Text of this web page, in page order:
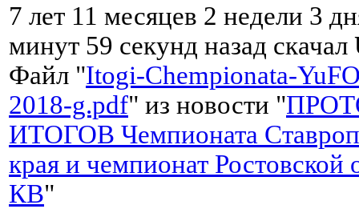
7 лет 11 месяцев 2 недели 3
минут 59 секунд назад скачал
Файл "Itogi-Chempionata-
2018-g.pdf" из новости "
ИТОГОВ Чемпионата
края и чемпионат Ростовской
КВ"